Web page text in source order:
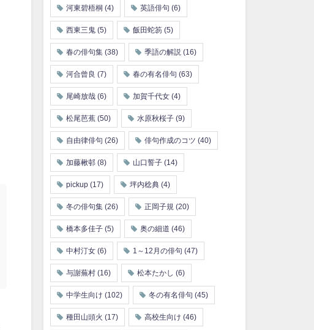
河東碧梧桐 (4) 英語俳句 (6)
西東三鬼 (5) 飯田蛇笏 (5)
春の俳句集 (38) 季語の解説 (16)
河合曾良 (7) 春の有名俳句 (63)
尾崎放哉 (6) 加賀千代女 (4)
松尾芭蕉 (50) 水原秋桜子 (9)
自由律俳句 (26) 俳句作成のコツ (40)
加藤楸邨 (8) 山口誓子 (14)
pickup (17) 坪内稔典 (4)
冬の俳句集 (26) 正岡子規 (20)
橋本多佳子 (5) 奥の細道 (46)
中村汀女 (6) 1～12月の俳句 (47)
与謝蕪村 (16) 松本たかし (6)
中学生向け (102) 冬の有名俳句 (45)
種田山頭火 (17) 高校生向け (46)